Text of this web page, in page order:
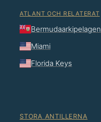
ATLANT OCH RELATERAT
Bermudaarkipelagen
Miami
Florida Keys
STORA ANTILLERNA